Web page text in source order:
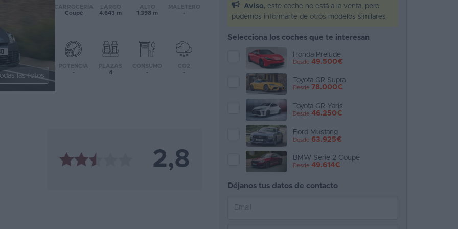
las fotos
CARROCERÍA
Coupé
LARGO
4.643 m
ALTO
1.398 m
MALETERO
-
POTENCIA
-
PLAZAS
4
CONSUMO
-
CO2
-
Aviso, este coche no está a la venta, pero
podemos informarte de otros modelos similares
Selecciona los coches que te interesan
Honda Prelude
Desde 49.500€
Toyota GR Supra
Desde 78.000€
Toyota GR Yaris
Desde 46.250€
Ford Mustang
Desde 63.925€
BMW Serie 2 Coupé
Desde 49.614€
Déjanos tus datos de contacto
2,8